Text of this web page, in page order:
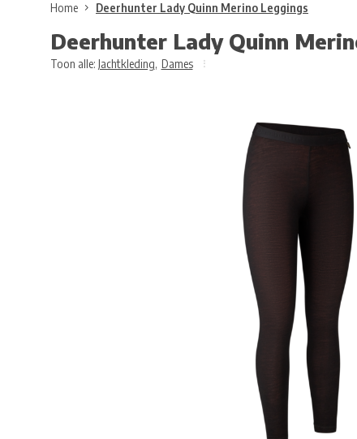
Home Deerhunter Lady Quinn Merino Leggings
Deerhunter Lady Quinn
Toon alle: Jachtkleding, Dames